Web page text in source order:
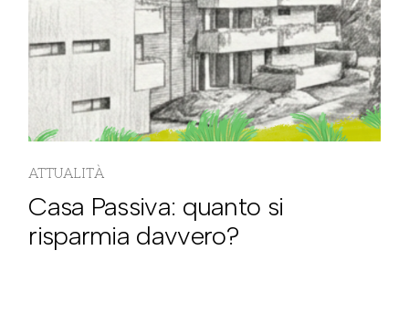
ATTUALITÀ
Casa Passiva: quanto si
risparmia davvero?